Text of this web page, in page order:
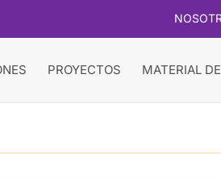
PROYECTOS MATERIAL